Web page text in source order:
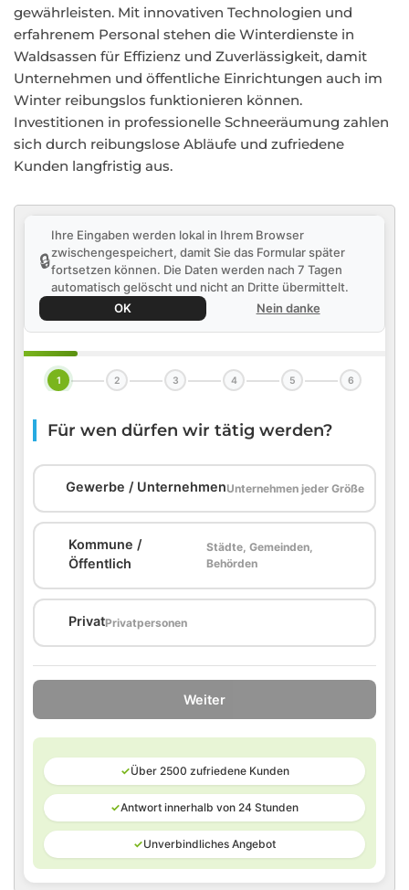
gewährleisten. Mit innovativen Technologien und
erfahrenem Personal stehen die Winterdienste in
Waldsassen für Effizienz und Zuverlässigkeit, damit
Unternehmen und öffentliche Einrichtungen auch im
Winter reibungslos funktionieren können.
Investitionen in professionelle Schneeräumung zahlen
sich durch reibungslose Abläufe und zufriedene
Kunden langfristig aus.
🔒
Ihre Eingaben werden lokal in Ihrem Browser
zwischengespeichert, damit Sie das Formular später
fortsetzen können. Die Daten werden nach 7 Tagen
automatisch gelöscht und nicht an Dritte übermittelt.
OK
Nein danke
1 2 3 4 5 6
Für wen dürfen wir tätig werden?
Gewerbe / UnternehmenUnternehmen jeder Größe
Kommune /
Öffentlich
Städte, Gemeinden,
Behörden
PrivatPrivatpersonen
Weiter
✓Über 2500 zufriedene Kunden
✓Antwort innerhalb von 24 Stunden
✓Unverbindliches Angebot